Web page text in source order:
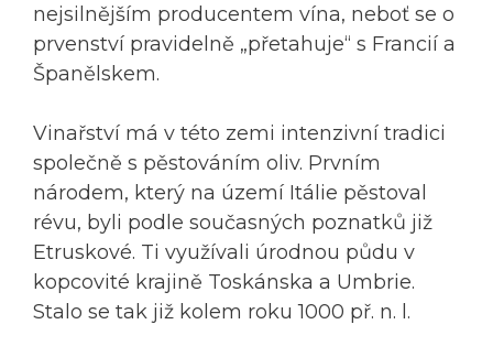
nejsilnějším producentem vína, neboť se o
prvenství pravidelně „přetahuje“ s Francií a
Španělskem.
Vinařství má v této zemi intenzivní tradici
společně s pěstováním oliv. Prvním
národem, který na území Itálie pěstoval
révu, byli podle současných poznatků již
Etruskové. Ti využívali úrodnou půdu v
kopcovité krajině Toskánska a Umbrie.
Stalo se tak již kolem roku 1000 př. n. l.